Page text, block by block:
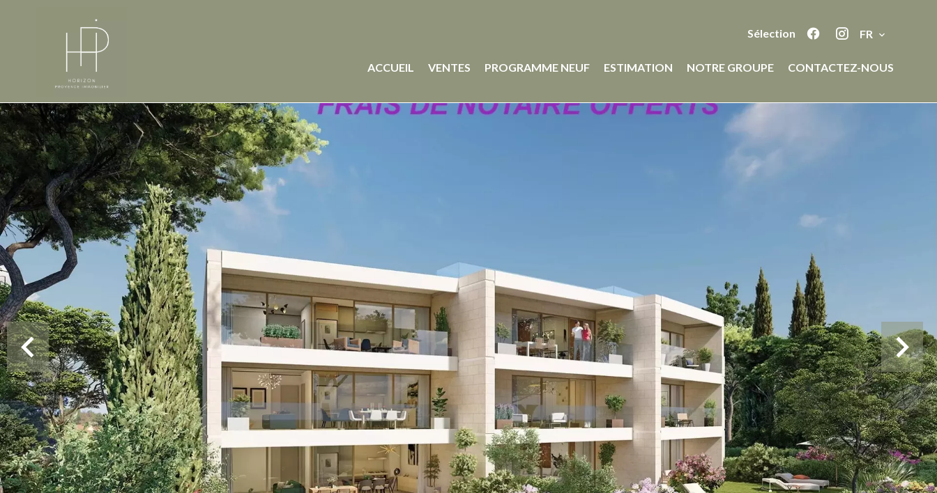
Sélection FR
ACCUEIL VENTES PROGRAMME NEUF ESTIMATION NOTRE GROUPE CONTACTEZ-NOUS